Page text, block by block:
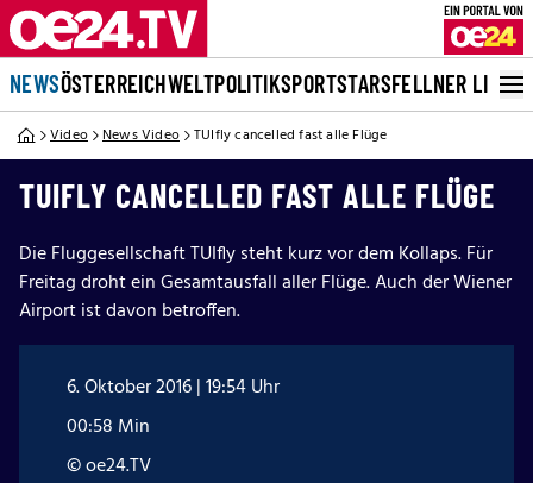
NEWSÖSTERREICHWELTPOLITIKSPORTSTARSFELLNER LIVE
Video News Video TUIfly cancelled fast alle Flüge
TUIFLY CANCELLED FAST ALLE FLÜGE
Die Fluggesellschaft TUIfly steht kurz vor dem Kollaps. Für
Freitag droht ein Gesamtausfall aller Flüge. Auch der Wiener
Airport ist davon betroffen.
6. Oktober 2016 | 19:54 Uhr
00:58 Min
© oe24.TV